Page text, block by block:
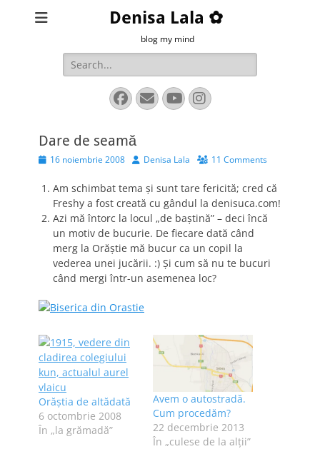
Denisa Lala ✿
blog my mind
Search
for:
Facebook
EmailYouTube
Instagram
Dare de seamă
Posted16 noiembrie 2008 AuthorDenisa Lala 11 Comments
Am schimbat tema şi sunt tare fericită; cred că
Freshy a fost creată cu gândul la denisuca.com!
Azi mă întorc la locul „de baştină” – deci încă
un motiv de bucurie. De fiecare dată când
merg la Orăştie mă bucur ca un copil la
vederea unei jucării. :) Şi cum să nu te bucuri
când mergi într-un asemenea loc?
Orăştia de altădată
6 octombrie 2008
În „la grămadă”
Avem o autostradă.
Cum procedăm?
22 decembrie 2013
În „culese de la alţii”